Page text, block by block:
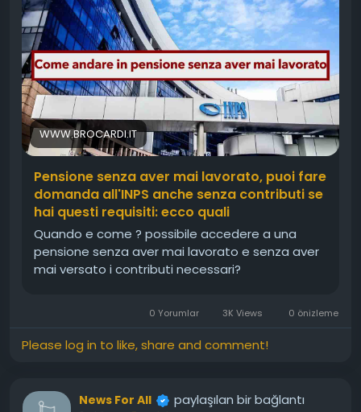
WWW.BROCARDI.IT
Pensione senza aver mai lavorato, puoi fare
domanda all'INPS anche senza contributi se
hai questi requisiti: ecco quali
Quando e come ? possibile accedere a una
pensione senza aver mai lavorato e senza aver
mai versato i contributi necessari?
0 Yorumlar 3K Views 0 önizleme
Please log in to like, share and comment!
News For All paylaşılan bir bağlantı